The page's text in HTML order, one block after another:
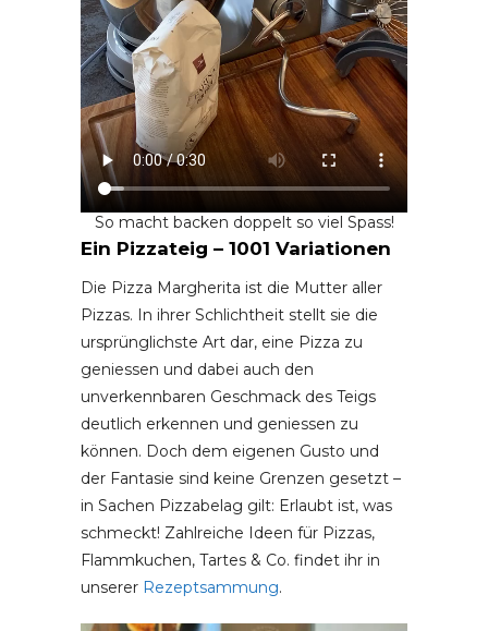
So macht backen doppelt so viel Spass!
Ein Pizzateig – 1001 Variationen
Die Pizza Margherita ist die Mutter aller
Pizzas. In ihrer Schlichtheit stellt sie die
ursprünglichste Art dar, eine Pizza zu
geniessen und dabei auch den
unverkennbaren Geschmack des Teigs
deutlich erkennen und geniessen zu
können. Doch dem eigenen Gusto und
der Fantasie sind keine Grenzen gesetzt –
in Sachen Pizzabelag gilt: Erlaubt ist, was
schmeckt! Zahlreiche Ideen für Pizzas,
Flammkuchen, Tartes & Co. findet ihr in
unserer Rezeptsammung.